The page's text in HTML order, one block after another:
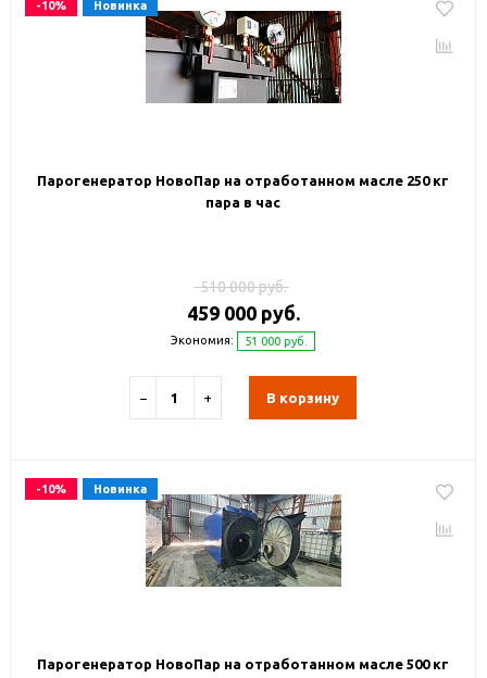
-10% Новинка
Парогенератор НовоПар на отработанном масле 250 кг
пара в час
510 000 руб.
459 000 руб.
Экономия: 51 000 руб.
− + В корзину
-10% Новинка
Парогенератор НовоПар на отработанном масле 500 кг